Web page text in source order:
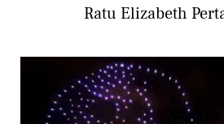
Ratu Elizabeth